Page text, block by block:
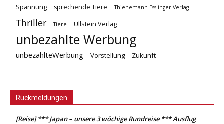
Spannung sprechende Tiere Thienemann Esslinger Verlag
Thriller Tiere Ullstein Verlag
unbezahlte Werbung
unbezahlteWerbung Vorstellung Zukunft
Rückmeldungen
[Reise] *** Japan – unsere 3 wöchige Rundreise *** Ausflug